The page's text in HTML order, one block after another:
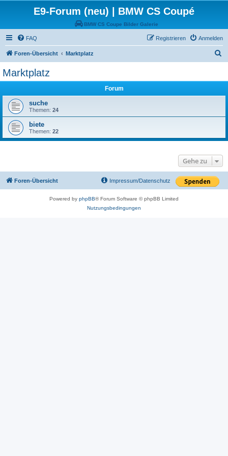
E9-Forum (neu) | BMW CS Coupé
BMW CS Coupe Bilder Galerie
FAQ Anmelden
Registrieren
Foren-Übersicht Marktplatz
Marktplatz
Forum
suche
Themen: 24
biete
Themen: 22
Gehe zu
Foren-Übersicht Impressum/Datenschutz
Powered by phpBB® Forum Software © phpBB Limited
Nutzungsbedingungen